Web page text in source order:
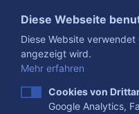
Diese Webseite
Diese Website
angezeigt wird.
Mehr erfahren
Cookies von
Google Analytics,